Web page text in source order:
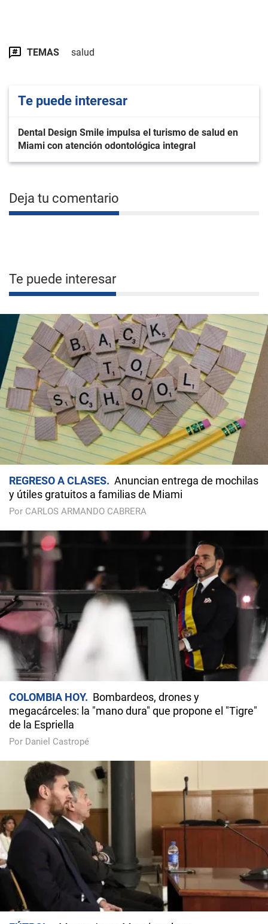
TEMAS salud
Te puede interesar
Dental Design Smile impulsa el turismo de salud en
Miami con atención odontológica integral
Deja tu comentario
Te puede interesar
REGRESO A CLASES
Anuncian entrega de mochilas
y útiles gratuitos a familias de Miami
Por CARLOS ARMANDO CABRERA
COLOMBIA HOY
Bombardeos, drones y
megacárceles: la "mano dura" que propone el "Tigre"
de la Espriella
Por Daniel Castropé